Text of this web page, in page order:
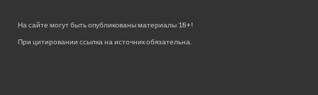
На сайте могут быть опубликованы материалы 18+!
При цитировании ссылка на источник обязательна.